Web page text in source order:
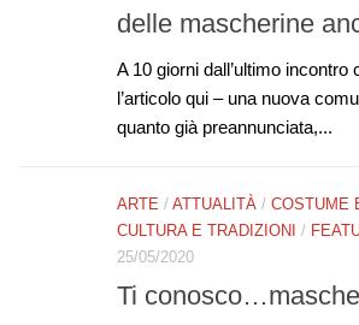
delle mascherine
A 10 giorni dall’ultimo
l’articolo qui – una nuova
quanto già preannunciata,...
ARTE / ATTUALITÀ / COSTUME
CULTURA E TRADIZIONI /
25/05/2020
Ti